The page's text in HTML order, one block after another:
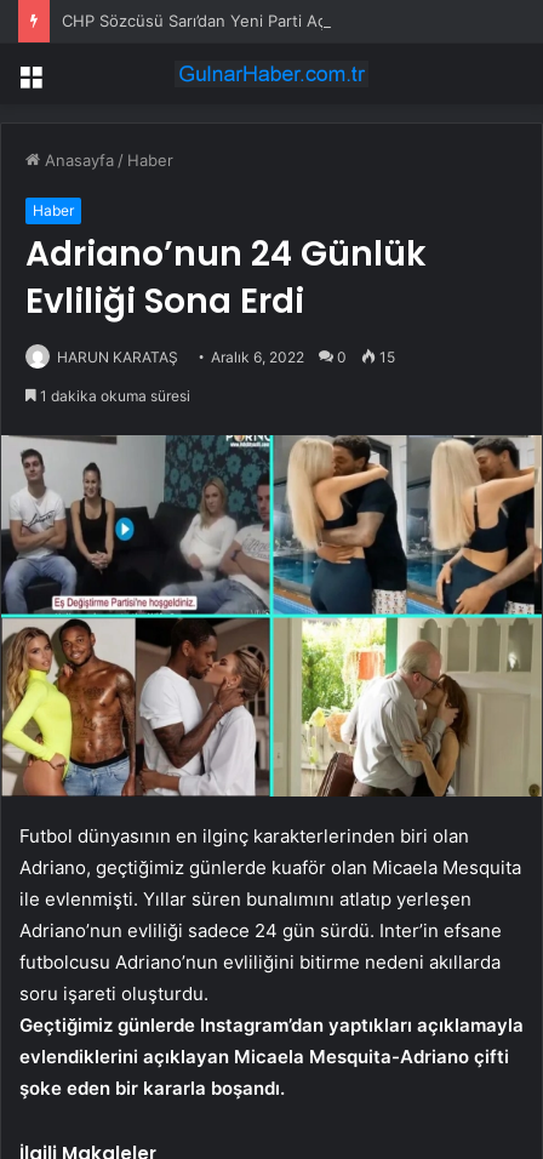
Menü
Anasayfa / Haber
Haber
Adriano’nun 24 Günlük
Evliliği Sona Erdi
HARUN KARATAŞ Aralık 6, 2022 0 15
1 dakika okuma süresi
Futbol dünyasının en ilginç karakterlerinden biri olan
Adriano, geçtiğimiz günlerde kuaför olan Micaela Mesquita
ile evlenmişti. Yıllar süren bunalımını atlatıp yerleşen
Adriano’nun evliliği sadece 24 gün sürdü. Inter’in efsane
futbolcusu Adriano’nun evliliğini bitirme nedeni akıllarda
soru işareti oluşturdu.
Geçtiğimiz günlerde Instagram’dan yaptıkları açıklamayla
evlendiklerini açıklayan Micaela Mesquita-Adriano çifti
şoke eden bir kararla boşandı.
İlgili Makaleler